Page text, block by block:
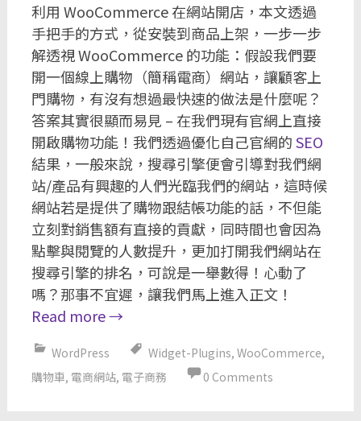
利用 WooCommerce 在網站開店，本文透過
手把手的方式，從安裝到商品上架，一步一步
解透視 WooCommerce 的功能：假設我們要
開一個線上購物（簡稱電商）網站，讓顧客上
門購物，有沒有想過最快速的做法是什麼呢？
答案其實很顯而易見 – 在我們現有官網上直接
開啟購物功能！我們透過優化自己官網的SEO
結果，一般來說，搜尋引擎便會引導對我們網
站/產品有興趣的人們光臨我們的網站，這時候
網站若是提供了購物跟結帳功能的話，不但能
立刻對銷售額有直接的貢獻，同時間也會因為
點擊與閱覽的人數提升，更加打開我們網站在
搜尋引擎的排名，可說是一舉數得！心動了
嗎？那事不宜遲，讓我們馬上進入正文！
Read more→
WordPress Widget-Plugins, WooCommerce,
購物車, 電商網站, 電子商務 0 Comments